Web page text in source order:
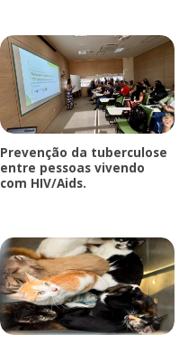
Prevenção da tuberculose
entre pessoas vivendo
com HIV/Aids.